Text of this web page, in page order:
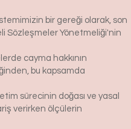
bir gereği olarak, son
Sözleşmeler Yönetmeliği'nin
cayma hakkının
bu kapsamda
sürecinin doğası ve yasal
verirken ölçülerin